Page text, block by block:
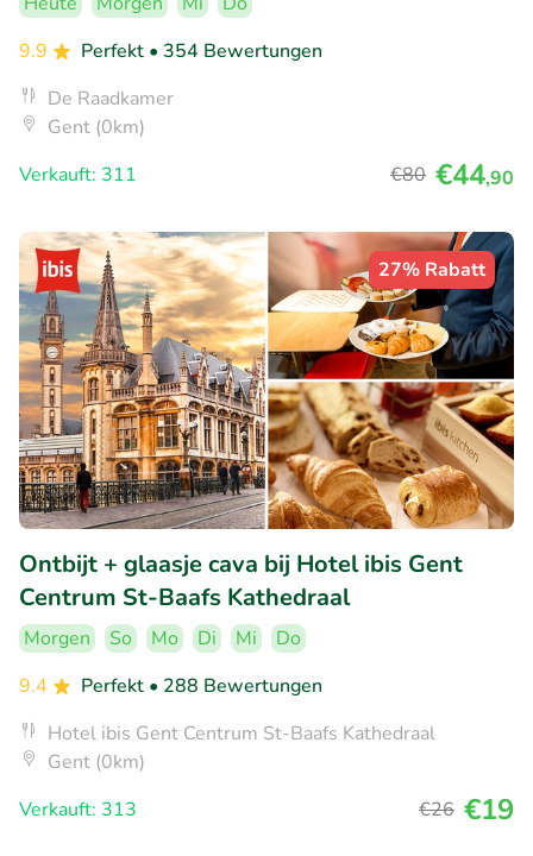
9.9
Perfekt • 354 Bewertungen
De Raadkamer
Gent (0km)
Verkauft: 311
€80 €44,90
27% Rabatt
Ontbijt + glaasje cava bij Hotel ibis Gent
Centrum St-Baafs Kathedraal
Morgen So Mo Di Mi
Do
9.4
Perfekt • 288 Bewertungen
Hotel ibis Gent Centrum St-Baafs Kathedraal
Gent (0km)
Verkauft: 313
€26 €19